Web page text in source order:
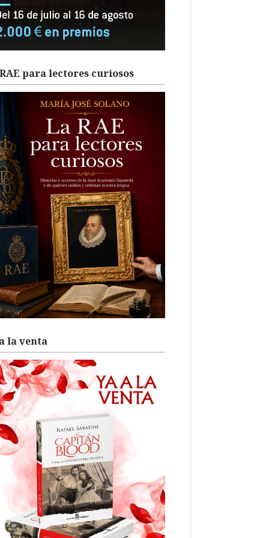
para lectores curiosos
la venta